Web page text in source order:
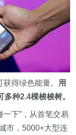
得绿色能量。
用
种2.4棵梭梭树。
下”，从首笔交易
市，5000+大型连